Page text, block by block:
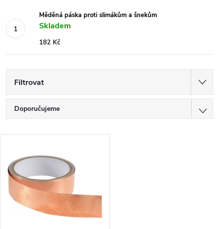
Měděná páska proti slimákům a šnekům
Skladem
182 Kč
Filtrovat
Ř
a
e
n
Doporučujeme
Nejprodávanější
Abecedně
ý
p